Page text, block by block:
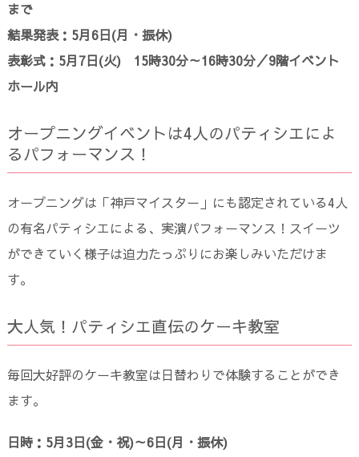
まで
結果発表：5月6日(月・振休)
表彰式：5月7日(火) 15時30分～16時30分／9階イベント
ホール内
オープニングイベントは4人のパティシエによ
るパフォーマンス！
オープニングは「神戸マイスター」にも認定されている4人
の有名パティシエによる、実演パフォーマンス！スイーツ
ができていく様子は迫力たっぷりにお楽しみいただけま
す。
大人気！パティシエ直伝のケーキ教室
毎回大好評のケーキ教室は日替わりで体験することができ
ます。
日時：5月3日(金・祝)～6日(月・振休)